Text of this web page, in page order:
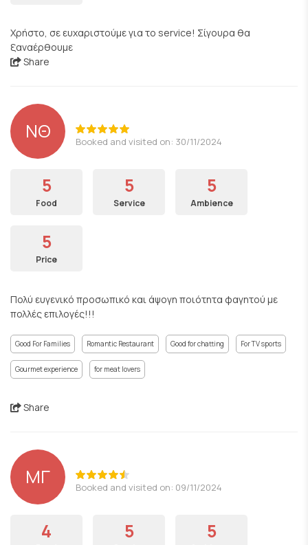
Χρήστο, σε ευχαριστούμε για το service! Σίγουρα θα
ξαναέρθουμε
Share
ΝΘ Booked and visited on: 30/11/2024
5
Food
5
Service
5
Ambience
5
Price
Πολύ ευγενικό προσωπικό και άψογη ποιότητα φαγητού με
πολλές επιλογές!!!
Good For Families Romantic Restaurant Good for chatting For TV sports
Gourmet experience for meat lovers
Share
ΜΓ Booked and visited on: 09/11/2024
4 5 5